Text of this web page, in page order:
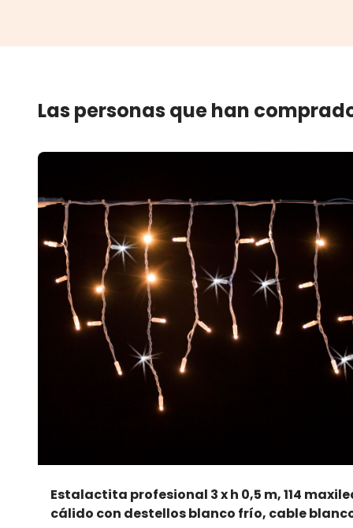
Las personas que han
Estalactita profesional 3 x h 0,5 m, 114
cálido con destellos blanco frío, cable